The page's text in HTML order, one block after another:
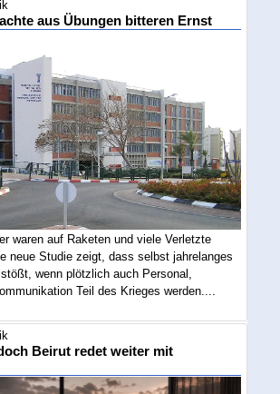
aus Übungen bitteren Ernst
waren auf Raketen und viele Verletzte
neue Studie zeigt, dass selbst jahrelanges
wenn plötzlich auch Personal,
Teil des Krieges werden....
Beirut redet weiter mit